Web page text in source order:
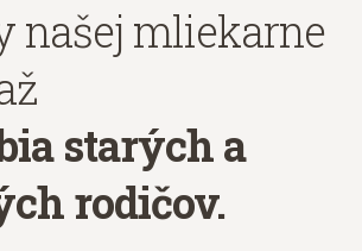
našej mliekarne
starých a
rodičov.